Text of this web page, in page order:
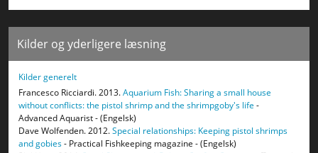
Kilder og yderligere læsning
Kilder generelt
Francesco Ricciardi. 2013.Aquarium Fish: Sharing a small house
without conflicts: the pistol shrimp and the shrimpgoby's life -
Advanced Aquarist - (Engelsk)
Dave Wolfenden. 2012.Special relationships: Keeping pistol shrimps
and gobies- Practical Fishkeeping magazine - (Engelsk)